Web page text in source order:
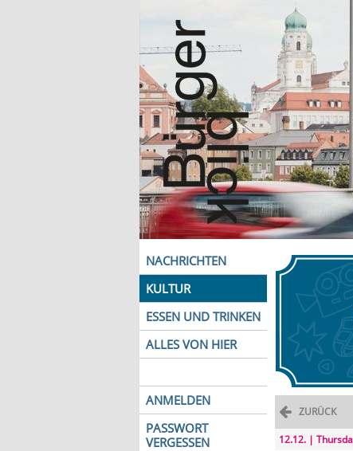
NACHRICHTEN
KULTUR
ESSEN UND TRINKEN
ALLES VON HIER
ANMELDEN
PASSWORT
VERGESSEN
ZURÜCK
12.12. |